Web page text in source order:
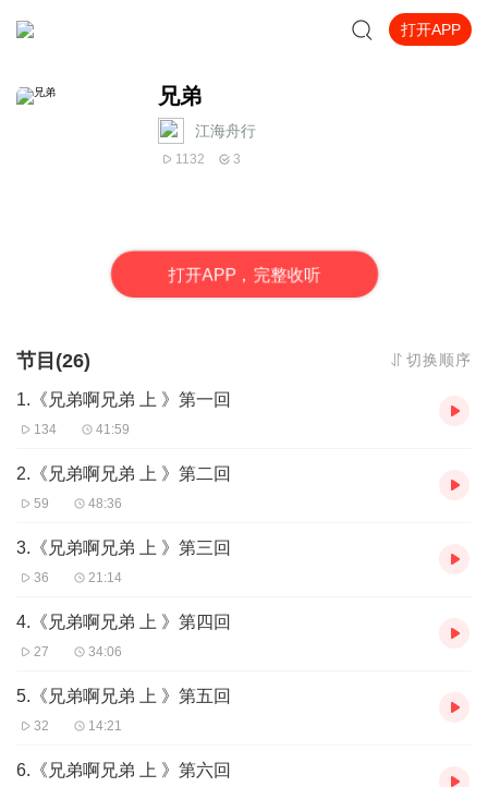
打开APP
兄弟
江海舟行
1132 3
打开APP，完整收听
节目(26) 切换顺序
1.《兄弟啊兄弟 上 》第一回
134 41:59
2.《兄弟啊兄弟 上 》第二回
59 48:36
3.《兄弟啊兄弟 上 》第三回
36 21:14
4.《兄弟啊兄弟 上 》第四回
27 34:06
5.《兄弟啊兄弟 上 》第五回
32 14:21
6.《兄弟啊兄弟 上 》第六回